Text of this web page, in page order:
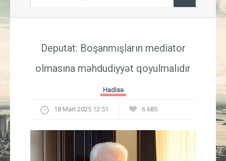
İqtisadiyyat
Güney Azərbaycan
Mədəniyyət
Deputat: Boşanmışların mediator
olmasına məhdudiyyət qoyulmalıdır
Hadisə
18 Mart 2025 12:51 6 685